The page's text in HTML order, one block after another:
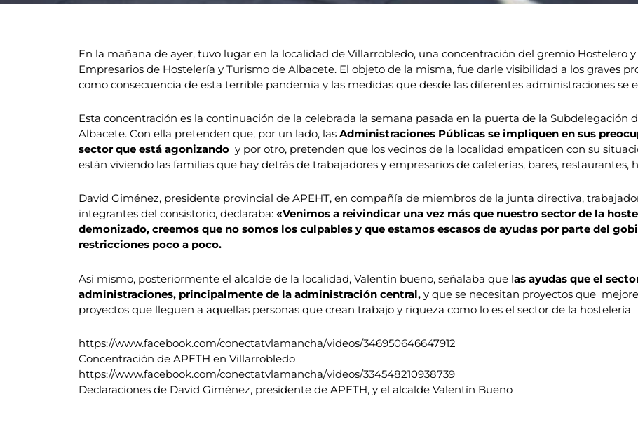
En la mañana de ayer, tuvo lugar en la localidad de Villarrobledo, una concentración del gremio Hostelero
Empresarios de Hostelería y Turismo de Albacete. El objeto de la misma, fue darle visibilidad a los graves
como consecuencia de esta terrible pandemia y las medidas que desde las diferentes administraciones se
Esta concentración es la continuación de la celebrada la semana pasada en la puerta de la Subdelegación
Albacete. Con ella pretenden que, por un lado, las Administraciones Públicas se impliquen en sus
sector que está agonizando y por otro, pretenden que los vecinos de la localidad empaticen con su
están viviendo las familias que hay detrás de trabajadores y empresarios de cafeterías, bares, restaurantes,
David Giménez, presidente provincial de APEHT, en compañía de miembros de la junta directiva,
integrantes del consistorio, declaraba: «Venimos a reivindicar una vez más que nuestro sector de la
demonizado, creemos que no somos los culpables y que estamos escasos de ayudas por parte del
restricciones poco a poco.
Así mismo, posteriormente el alcalde de la localidad, Valentín bueno, señalaba que las ayudas que el
administraciones, principalmente de la administración central, y que se necesitan proyectos que
proyectos que lleguen a aquellas personas que crean trabajo y riqueza como lo es el sector de la hostelería
https://www.facebook.com/conectatvlamancha/videos/346950646647912
Concentración de APETH en Villarrobledo
https://www.facebook.com/conectatvlamancha/videos/334548210938739
Declaraciones de David Giménez, presidente de APETH, y el alcalde Valentín Bueno